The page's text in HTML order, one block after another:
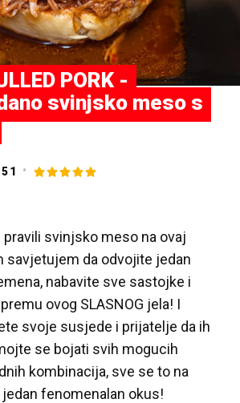
PORK -
svinjsko meso s
svinjsko meso na ovaj
savjetujem da odvojite jedan
nabavite sve sastojke i
ovog SLASNOG jela! I
svoje susjede i prijatelje da ih
se bojati svih mogucih
kombinacija, sve se to na
fenomenalan okus!